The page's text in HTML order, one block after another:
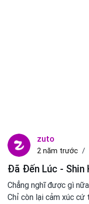
zuto
2 năm trước
Đã Đến Lúc - Shin
Chẳng nghĩ được gì
Chỉ còn lại cảm xúc cứ